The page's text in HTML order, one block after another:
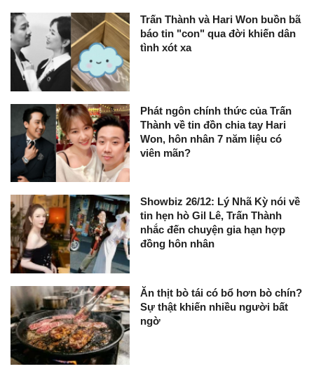
Trấn Thành và Hari Won buồn bã
báo tin "con" qua đời khiến dân
tình xót xa
Phát ngôn chính thức của Trấn
Thành về tin đồn chia tay Hari
Won, hôn nhân 7 năm liệu có
viên mãn?
Showbiz 26/12: Lý Nhã Kỳ nói về
tin hẹn hò Gil Lê, Trấn Thành
nhắc đến chuyện gia hạn hợp
đồng hôn nhân
Ăn thịt bò tái có bổ hơn bò chín?
Sự thật khiến nhiều người bất
ngờ